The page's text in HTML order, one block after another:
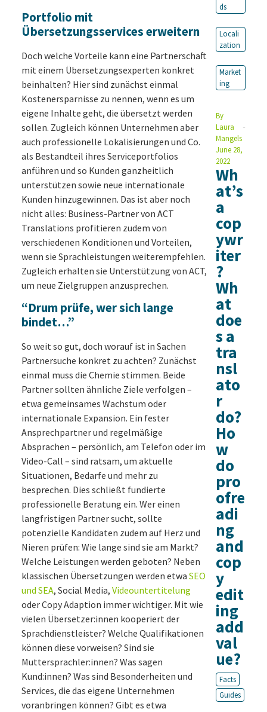
Portfolio mit
Übersetzungsservices erweitern
Doch welche Vorteile kann eine Partnerschaft
mit einem Übersetzungsexperten konkret
beinhalten? Hier sind zunächst einmal
Kostenersparnisse zu nennen, wenn es um
eigene Inhalte geht, die übersetzt werden
sollen. Zugleich können Unternehmen aber
auch professionelle Lokalisierungen und Co.
als Bestandteil ihres Serviceportfolios
anführen und so Kunden ganzheitlich
unterstützen sowie neue internationale
Kunden hinzugewinnen. Das ist aber noch
nicht alles: Business-Partner von ACT
Translations profitieren zudem von
verschiedenen Konditionen und Vorteilen,
wenn sie Sprachleistungen weiterempfehlen.
Zugleich erhalten sie Unterstützung von ACT,
um neue Zielgruppen anzusprechen.
“Drum prüfe, wer sich lange
bindet…”
So weit so gut, doch worauf ist in Sachen
Partnersuche konkret zu achten? Zunächst
einmal muss die Chemie stimmen. Beide
Partner sollten ähnliche Ziele verfolgen –
etwa gemeinsames Wachstum oder
internationale Expansion. Ein fester
Ansprechpartner und regelmäßige
Absprachen – persönlich, am Telefon oder im
Video-Call – sind ratsam, um aktuelle
Situationen, Bedarfe und mehr zu
besprechen. Dies schließt fundierte
professionelle Beratung ein. Wer einen
langfristigen Partner sucht, sollte
potenzielle Kandidaten zudem auf Herz und
Nieren prüfen: Wie lange sind sie am Markt?
Welche Leistungen werden geboten? Neben
klassischen Übersetzungen werden etwa SEO
und SEA, Social Media, Videountertitelung
oder Copy Adaption immer wichtiger. Mit wie
vielen Übersetzer:innen kooperiert der
Sprachdienstleister? Welche Qualifikationen
können diese vorweisen? Sind sie
Muttersprachler:innen? Was sagen
Kund:innen? Was sind Besonderheiten und
Services, die das eigene Unternehmen
voranbringen können? Gibt es etwa
ds
Locali
zation
Market
ing
By
Laura
Mangels
June 28,
2022
Wh
at’s
a
cop
ywr
iter
?
Wh
at
doe
s a
tra
nsl
ato
r
do?
Ho
w
do
pro
ofre
adi
ng
and
cop
y
edit
ing
add
val
ue?
Facts
Guides